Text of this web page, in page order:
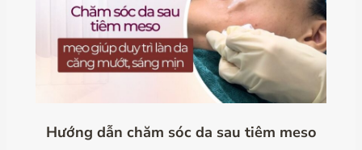
Hướng dẫn chăm sóc da sau tiêm meso